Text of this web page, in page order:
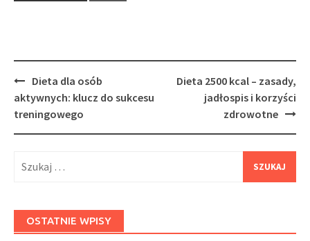
Post
navigation
Dieta dla osób
aktywnych: klucz do sukcesu
treningowego
Dieta 2500 kcal – zasady,
jadłospis i korzyści
zdrowotne
OSTATNIE WPISY